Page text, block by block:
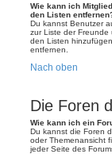
Wie kann ich
den Listen
Du kannst Benutzer
zur Liste der Freunde
den Listen
entfernen.
Nach oben
Die Foren
Wie kann ich ein
Du kannst die Foren
oder Themenansicht
jeder Seite des